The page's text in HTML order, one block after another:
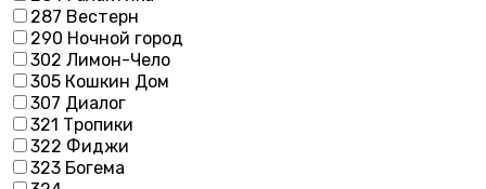
287 Вестерн
290 Ночной город
302 Лимон-Чело
305 Кошкин Дом
307 Диалог
321 Тропики
322 Фиджи
323 Богема